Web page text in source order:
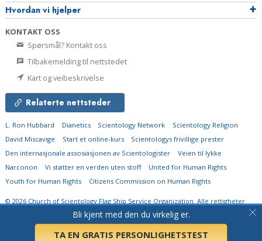
Bli kjent med den du virkelig er.
TA EN GRATIS PERSONLIGHETSTEST
Hvordan vi hjelper
KONTAKT OSS
Spørsmål? Kontakt oss
Tilbakemelding til nettstedet
Kart og veibeskrivelse
Relaterte nettsteder
L. Ron Hubbard Dianetics Scientology Network
Scientology Religion
David Miscavige
Start et online-kurs
Scientologys frivillige prester
Den internasjonale assosiasjonen av Scientologister
Veien til lykke
Narconon
Vi støtter en verden uten stoff
United for Human Rights
Youth for Human Rights
Citizens Commission on Human Rights
© 2026 Church of Scientology Flag Ship Service Organization. Alle rettigheter
Fortrolighetserklæring Policy for informasjonskapsler
Juridisk meddelelse